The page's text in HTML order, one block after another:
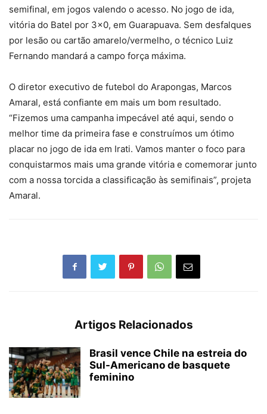
semifinal, em jogos valendo o acesso. No jogo de ida,
vitória do Batel por 3×0, em Guarapuava. Sem desfalques
por lesão ou cartão amarelo/vermelho, o técnico Luiz
Fernando mandará a campo força máxima.
O diretor executivo de futebol do Arapongas, Marcos
Amaral, está confiante em mais um bom resultado.
“Fizemos uma campanha impecável até aqui, sendo o
melhor time da primeira fase e construímos um ótimo
placar no jogo de ida em Irati. Vamos manter o foco para
conquistarmos mais uma grande vitória e comemorar junto
com a nossa torcida a classificação às semifinais”, projeta
Amaral.
Artigos Relacionados
Brasil vence Chile na estreia do
Sul-Americano de basquete
feminino